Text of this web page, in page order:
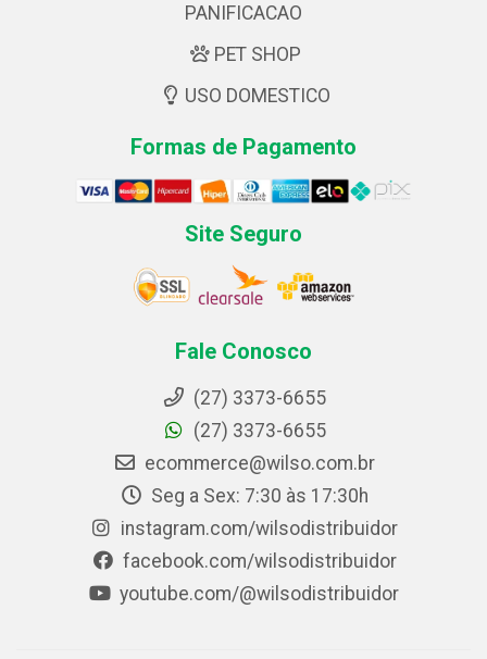
PANIFICACAO
PET SHOP
USO DOMESTICO
Formas de Pagamento
Site Seguro
Fale Conosco
(27) 3373-6655
(27) 3373-6655
ecommerce@wilso.com.br
Seg a Sex: 7:30 às 17:30h
instagram.com/wilsodistribuidor
facebook.com/wilsodistribuidor
youtube.com/@wilsodistribuidor